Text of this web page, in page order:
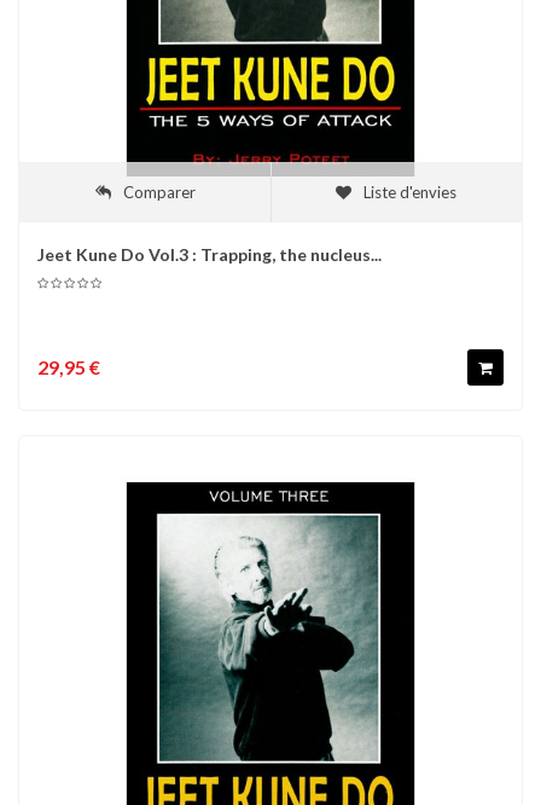
Comparer Liste d'envies
Jeet Kune Do Vol.3 : Trapping, the nucleus...
29,95 €